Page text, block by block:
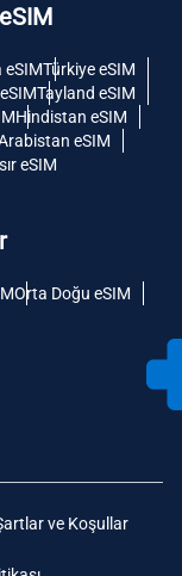
eSIMTürkiye eSIM
Tayland eSIM
Hindistan eSIM
eSIM
eSIM
Orta Doğu eSIM
ve Koşullar